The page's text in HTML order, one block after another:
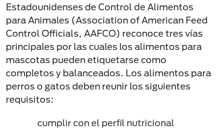
Estadounidenses de Control de Alimentos
para Animales (Association of American Feed
Control Officials, AAFCO) reconoce tres vías
principales por las cuales los alimentos para
mascotas pueden etiquetarse como
completos y balanceados. Los alimentos para
perros o gatos deben reunir los siguientes
requisitos:
cumplir con el perfil nutricional